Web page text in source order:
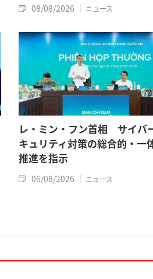
08/08/2026 ニュース
レ・ミン・フン首相 サイバ
キュリティ対策の総合的・一
推進を指示
06/08/2026 ニュース